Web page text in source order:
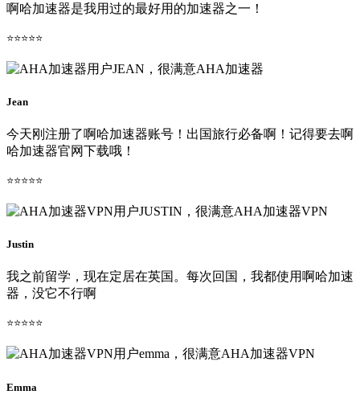
啊哈加速器是我用过的最好用的加速器之一！
⭐⭐⭐⭐⭐
Jean
今天刚注册了啊哈加速器账号！出国旅行必备啊！记得要去啊
哈加速器官网下载哦！
⭐⭐⭐⭐⭐
Justin
我之前留学，现在定居在英国。每次回国，我都使用啊哈加速
器，没它不行啊
⭐⭐⭐⭐⭐
Emma